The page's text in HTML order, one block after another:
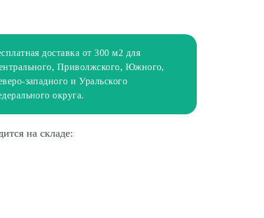
доставка от 300 м2 для
Приволжского, Южного,
западного и Уральского
округа.
на складе: